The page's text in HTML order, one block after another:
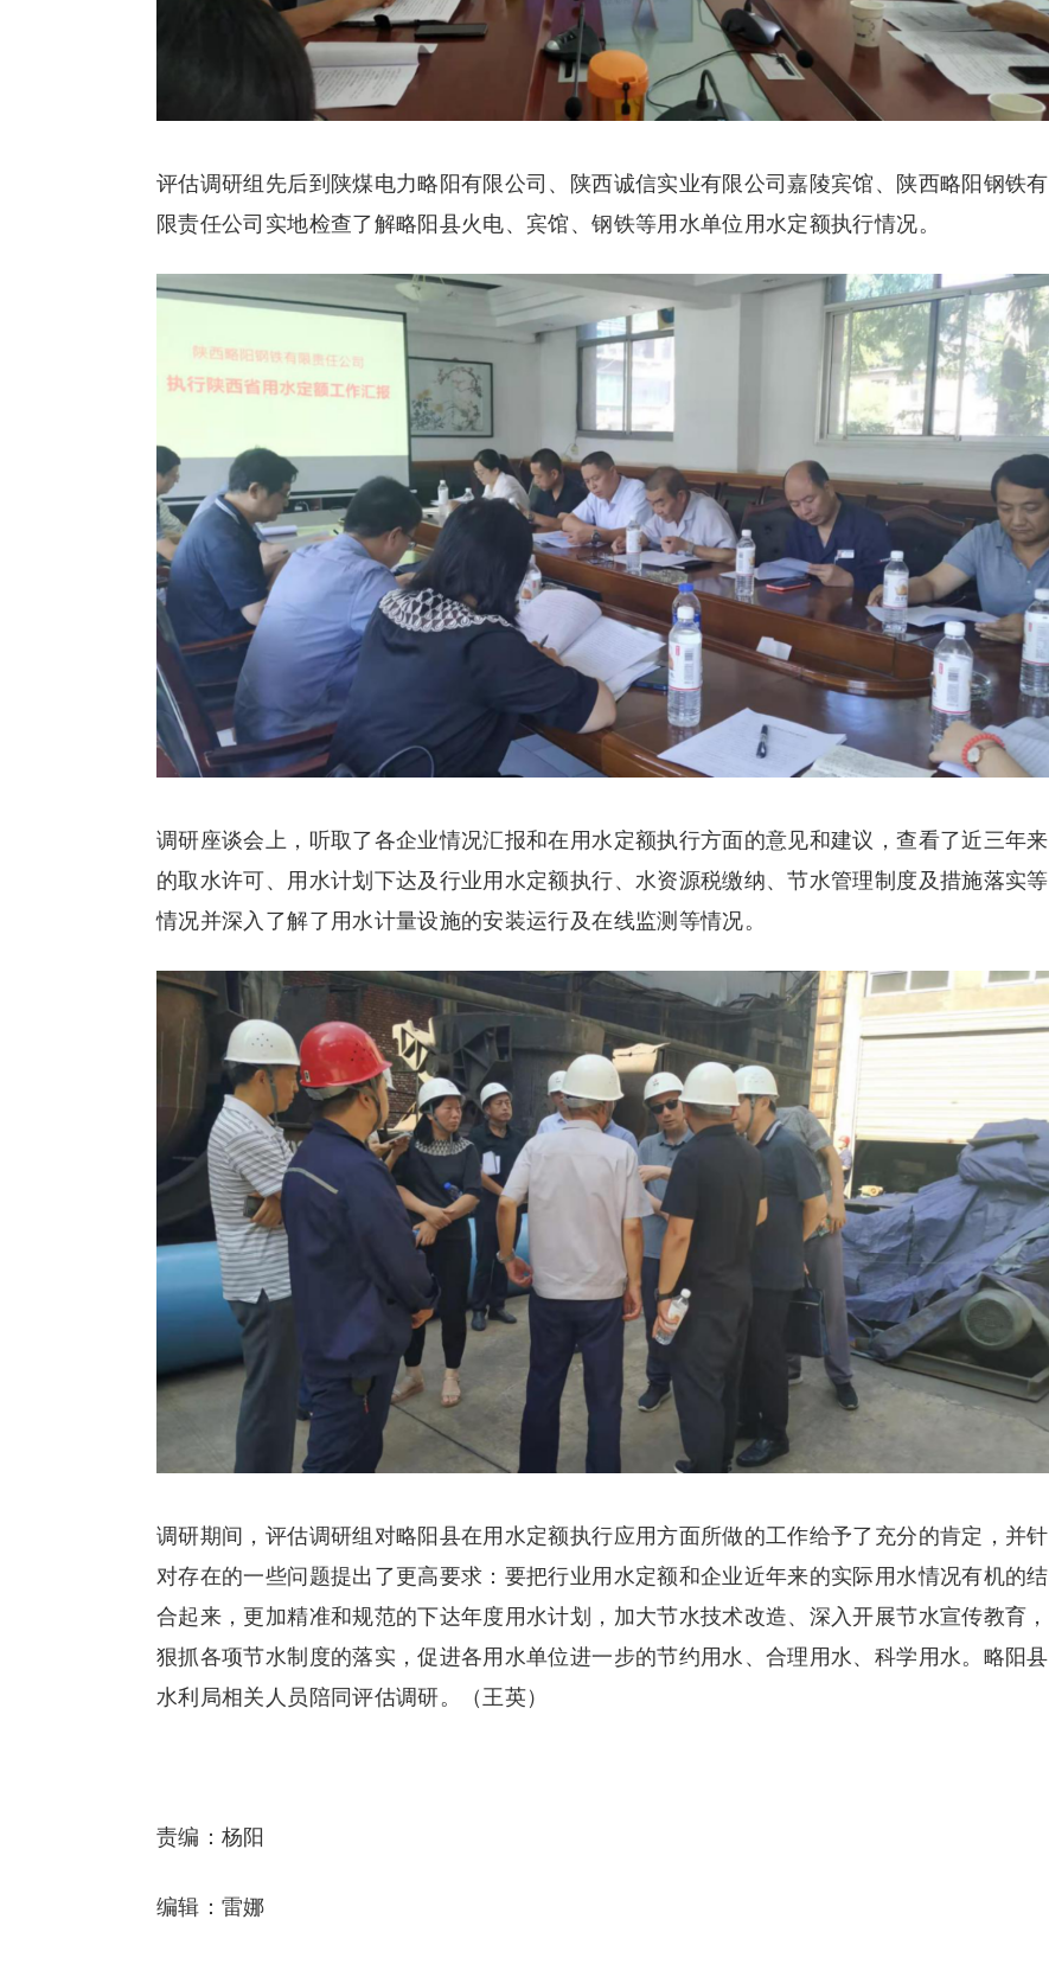
评估调研组先后到陕煤电力略阳有限公司、陕西诚信实业有限公司嘉陵宾馆、陕西略阳钢铁有
限责任公司实地检查了解略阳县火电、宾馆、钢铁等用水单位用水定额执行情况。
调研座谈会上，听取了各企业情况汇报和在用水定额执行方面的意见和建议，查看了近三年来
的取水许可、用水计划下达及行业用水定额执行、水资源税缴纳、节水管理制度及措施落实等
情况并深入了解了用水计量设施的安装运行及在线监测等情况。
调研期间，评估调研组对略阳县在用水定额执行应用方面所做的工作给予了充分的肯定，并针
对存在的一些问题提出了更高要求：要把行业用水定额和企业近年来的实际用水情况有机的结
合起来，更加精准和规范的下达年度用水计划，加大节水技术改造、深入开展节水宣传教育，
狠抓各项节水制度的落实，促进各用水单位进一步的节约用水、合理用水、科学用水。略阳县
水利局相关人员陪同评估调研。（王英）
责编：杨阳
编辑：雷娜